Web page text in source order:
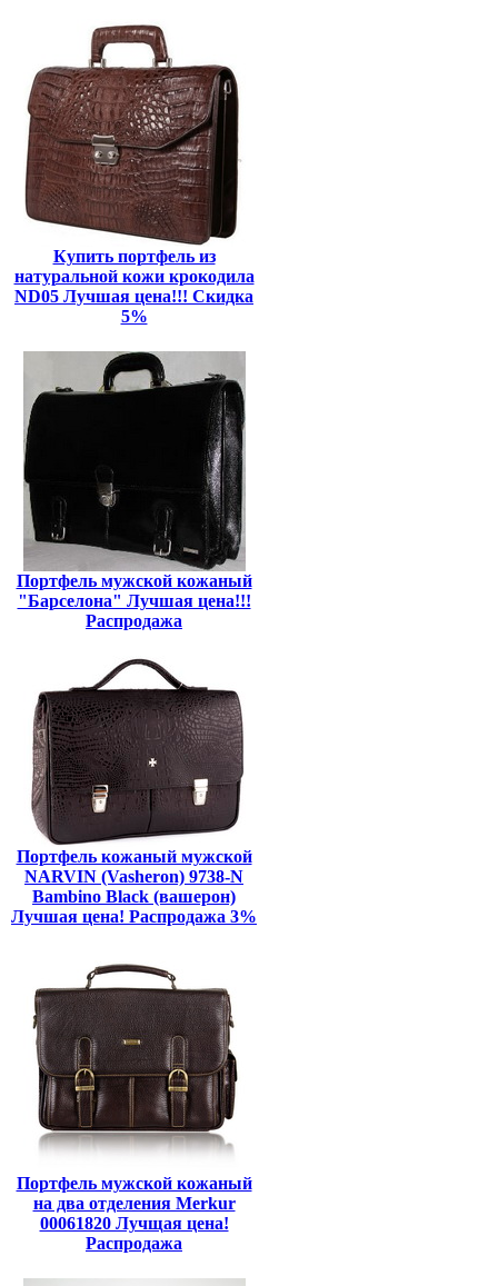
Купить портфель из
натуральной кожи крокодила
ND05 Лучшая цена!!! Скидка
5%
Портфель мужской кожаный
"Барселона" Лучшая цена!!!
Распродажа
Портфель кожаный мужской
NARVIN (Vasheron) 9738-N
Bambino Black (вашерон)
Лучшая цена! Распродажа 3%
Портфель мужской кожаный
на два отделения Merkur
00061820 Лучщая цена!
Распродажа